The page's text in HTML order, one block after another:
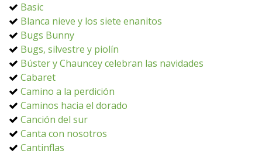
Basic
Blanca nieve y los siete enanitos
Bugs Bunny
Bugs, silvestre y piolín
Búster y Chauncey celebran las navidades
Cabaret
Camino a la perdición
Caminos hacia el dorado
Canción del sur
Canta con nosotros
Cantinflas